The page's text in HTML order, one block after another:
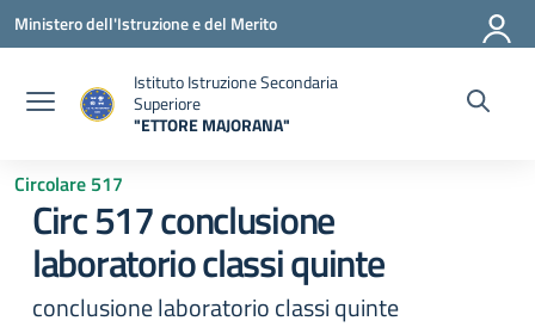
Vai ai contenuti
Vai al menu di navigazione
Vai al footer
Ministero dell'Istruzione e del Merito
Istituto Istruzione Secondaria
Superiore
"ETTORE MAJORANA"
Circolare 517
Circ 517 conclusione
laboratorio classi quinte
conclusione laboratorio classi quinte